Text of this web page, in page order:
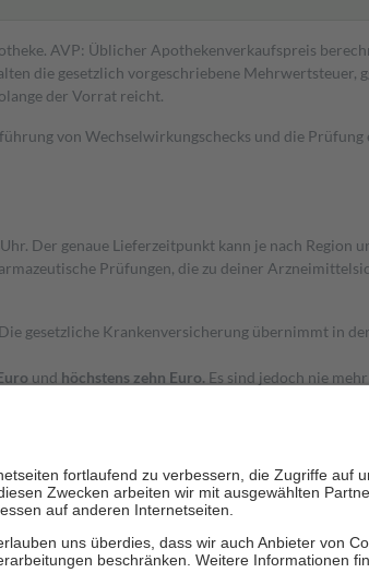
AVP: Üblicher Apothekenverkaufspreis
die gesetzlich vorgeschriebene Mehrwertsteuer,
der Vorrat reicht.
von Wechselwirkungschecks und die Prüfung
Der genaue Lieferzeitpunkt kann je nach Region
Prüfungen, die zu deiner
gesetzliche Krankenversicherung übernimmt in
und höchstens zehn Euro. Es sind jedoch nie
unterstützen, fallenkeine Zuzahlungen an bei: